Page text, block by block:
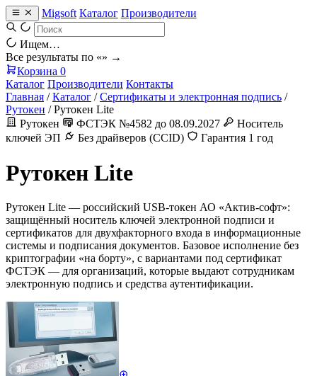
Migsoft Каталог Производители
Ищем…
Все результаты по «» →
Корзина 0
Каталог Производители Контакты
Главная / Каталог / Сертификаты и электронная подпись /
Рутокен / Рутокен Lite
Рутокен
ФСТЭК №4582 до 08.09.2027
Носитель
ключей ЭП
Без драйверов (CCID) Гарантия 1 год
Рутокен Lite
Рутокен Lite — российский USB-токен АО «Актив-софт»:
защищённый носитель ключей электронной подписи и
сертификатов для двухфакторного входа в информационные
системы и подписания документов. Базовое исполнение без
криптографии «на борту», с вариантами под сертификат
ФСТЭК — для организаций, которые выдают сотрудникам
электронную подпись и средства аутентификации.